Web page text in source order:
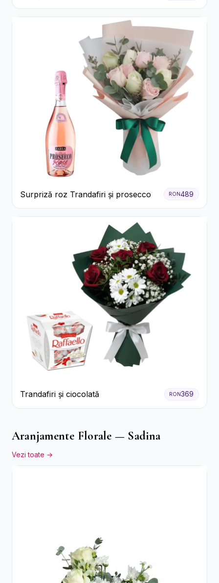
Roșii și Șampanie rose
Surpriză roz Trandafiri și prosecco RON 489
Trandafiri și ciocolată RON369
Aranjamente Florale — Sadina
Vezi toate →